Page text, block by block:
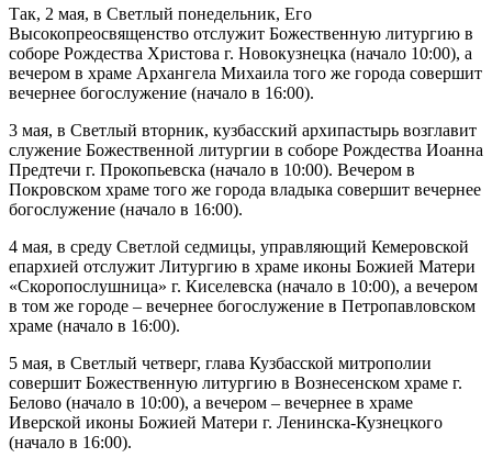
Так, 2 мая, в Светлый понедельник, Его
Высокопреосвященство отслужит Божественную литургию в
соборе Рождества Христова г. Новокузнецка (начало 10:00), а
вечером в храме Архангела Михаила того же города совершит
вечернее богослужение (начало в 16:00).
3 мая, в Светлый вторник, кузбасский архипастырь возглавит
служение Божественной литургии в соборе Рождества Иоанна
Предтечи г. Прокопьевска (начало в 10:00). Вечером в
Покровском храме того же города владыка совершит вечернее
богослужение (начало в 16:00).
4 мая, в среду Светлой седмицы, управляющий Кемеровской
епархией отслужит Литургию в храме иконы Божией Матери
«Скоропослушница» г. Киселевска (начало в 10:00), а вечером
в том же городе – вечернее богослужение в Петропавловском
храме (начало в 16:00).
5 мая, в Светлый четверг, глава Кузбасской митрополии
совершит Божественную литургию в Вознесенском храме г.
Белово (начало в 10:00), а вечером – вечернее в храме
Иверской иконы Божией Матери г. Ленинска-Кузнецкого
(начало в 16:00).